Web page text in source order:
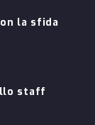
la sfida
staff